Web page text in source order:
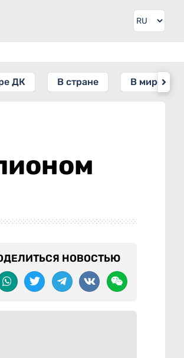
ДК В стране В мире
НОВОСТЬЮ